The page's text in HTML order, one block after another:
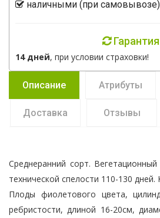
наличными (при самовывозе)
14 дней, при условии страховки!
Описание Атрибуты
Доставка Отзывы
Среднеранний сорт.
технической спелости 110-130
Плоды фиолетового цвета,
ребристости, длиной 16-20см,